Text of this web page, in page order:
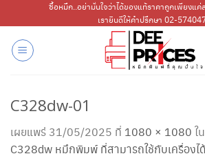
ไป
เนื้อหา
ซื้อหมึก..อย่ามั่นใจว่าได้ของแท้ราคาถูกเพียงแ
เรายินดีให้คำปรึกษา 02-
C328dw-01
เผยแพร่ 31/05/2025 ที่ 1080 × 1080 ใน
C328dw หมึกพิมพ์ ที่สามารถใช้กับเครื่องได้